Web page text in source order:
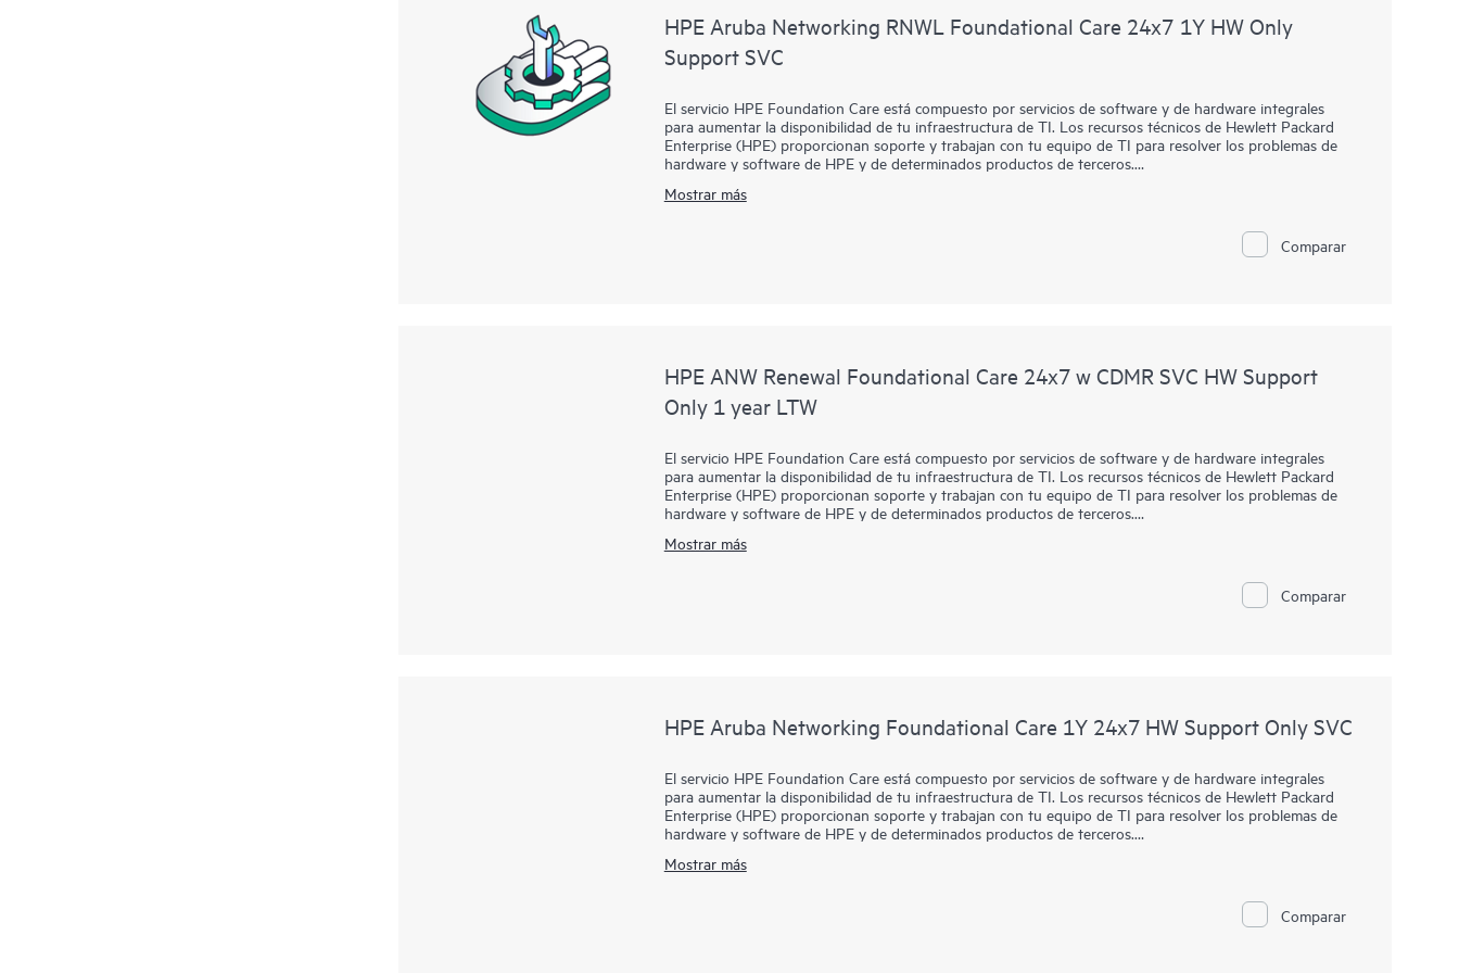
HPE Aruba Networking RNWL Foundational Care 24x7 1Y HW Only
Support SVC
El servicio HPE Foundation Care está compuesto por servicios de software y de hardware integrales
para aumentar la disponibilidad de tu infraestructura de TI. Los recursos técnicos de Hewlett Packard
Enterprise (HPE) proporcionan soporte y trabajan con tu equipo de TI para resolver los problemas de
hardware y software de HPE y de determinados productos de terceros.
Para los productos de hardware cubiertos por HPE Foundation Care, el servicio incluye diagnóstico y
problema. Para productos de hardware de HPE, este servicio también puede incluir soporte básico y
gestión de llamadas en colaboración para determinados productos de software de terceros.
Mostrar más
Comparar
HPE ANW Renewal Foundational Care 24x7 w CDMR SVC HW Support
Only 1 year LTW
El servicio HPE Foundation Care está compuesto por servicios de software y de hardware integrales
para aumentar la disponibilidad de tu infraestructura de TI. Los recursos técnicos de Hewlett Packard
Enterprise (HPE) proporcionan soporte y trabajan con tu equipo de TI para resolver los problemas de
hardware y software de HPE y de determinados productos de terceros.
Para los productos de hardware cubiertos por HPE Foundation Care, el servicio incluye diagnóstico y
problema. Para productos de hardware de HPE, este servicio también puede incluir soporte básico y
gestión de llamadas en colaboración para determinados productos de software de terceros.
Mostrar más
Comparar
HPE Aruba Networking Foundational Care 1Y 24x7 HW Support Only SVC
El servicio HPE Foundation Care está compuesto por servicios de software y de hardware integrales
para aumentar la disponibilidad de tu infraestructura de TI. Los recursos técnicos de Hewlett Packard
Enterprise (HPE) proporcionan soporte y trabajan con tu equipo de TI para resolver los problemas de
hardware y software de HPE y de determinados productos de terceros.
Para los productos de hardware cubiertos por HPE Foundation Care, el servicio incluye diagnóstico y
problema. Para productos de hardware de HPE, este servicio también puede incluir soporte básico y
gestión de llamadas en colaboración para determinados productos de software de terceros.
Mostrar más
Comparar